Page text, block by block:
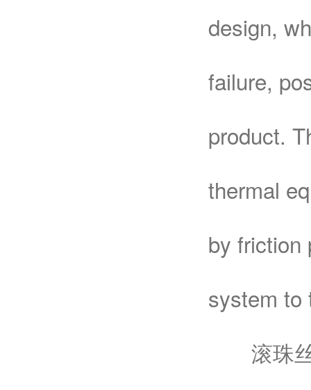
design,
failure,
product.
thermal
by friction
system to
滚珠丝